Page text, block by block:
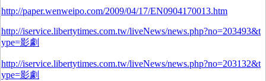
http://paper.wenweipo.com/2009/04/17/EN0904170013.htm
http://iservice.libertytimes.com.tw/liveNews/news.php?no=203493&t
ype=影劇
http://iservice.libertytimes.com.tw/liveNews/news.php?no=203132&t
ype=影劇